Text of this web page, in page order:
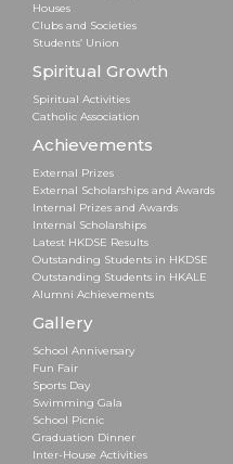
Houses
Clubs and Societies
Students’ Union
Spiritual Growth
Spiritual Activities
Catholic Association
Achievements
External Prizes
External Scholarships and Awards
Internal Prizes and Awards
Internal Scholarships
Latest HKDSE Results
Outstanding Students in HKDSE
Outstanding Students in HKALE
Alumni Achievements
Gallery
School Anniversary
Fun Fair
Sports Day
Swimming Gala
School Picnic
Graduation Dinner
Inter-House Activities